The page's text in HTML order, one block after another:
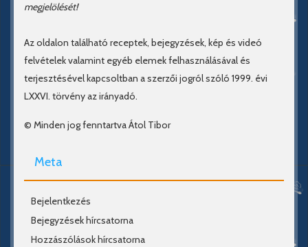
megjelölését!
Az oldalon található receptek, bejegyzések, kép és videó
felvételek valamint egyéb elemek felhasználásával és
terjesztésével kapcsoltban a szerzői jogról szóló 1999. évi
LXXVI. törvény az irányadó.
© Minden jog fenntartva Átol Tibor
Meta
Bejelentkezés
Bejegyzések hírcsatorna
Hozzászólások hírcsatorna